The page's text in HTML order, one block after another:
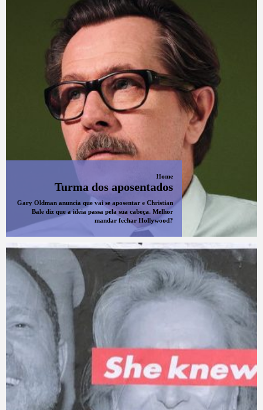
Home
Turma dos aposentados
Gary Oldman anuncia que vai se aposentar e Christian
Bale diz que a ideia passa pela sua cabeça. Melhor
mandar fechar Hollywood?